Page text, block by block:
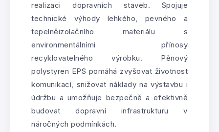
realizaci dopravních staveb. Spojuje
technické výhody lehkého, pevného a
tepelněizolačního materiálu s
environmentálními přínosy
recyklovatelného výrobku. Pěnový
polystyren EPS pomáhá zvyšovat životnost
komunikací, snižovat náklady na výstavbu i
údržbu a umožňuje bezpečně a efektivně
budovat dopravní infrastrukturu v
náročných podmínkách.